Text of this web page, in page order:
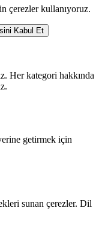
çerezler kullanıyoruz.
Kabul Et
Her kategori hakkında
getirmek için
sunan çerezler. Dil